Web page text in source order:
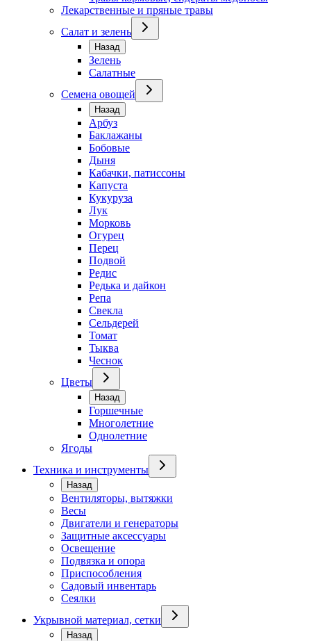
Лекарственные и пряные травы
Салат и зелень
Назад
Зелень
Салатные
Семена овощей
Назад
Арбуз
Баклажаны
Бобовые
Дыня
Кабачки, патиссоны
Капуста
Кукуруза
Лук
Морковь
Огурец
Перец
Подвой
Редис
Редька и дайкон
Репа
Свекла
Сельдерей
Томат
Тыква
Чеснок
Цветы
Назад
Горшечные
Многолетние
Однолетние
Ягоды
Техника и инструменты
Назад
Вентиляторы, вытяжки
Весы
Двигатели и генераторы
Защитные аксессуары
Освещение
Подвязка и опора
Приспособления
Садовый инвентарь
Сеялки
Укрывной материал, сетки
Назад